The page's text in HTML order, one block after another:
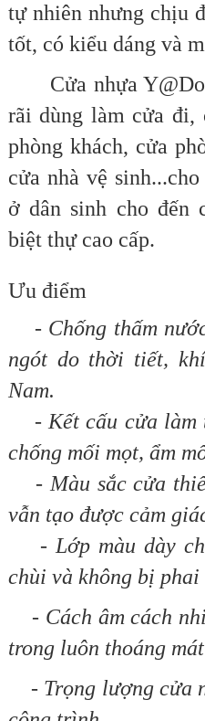
tự nhiên nhưng chịu
tốt, có kiểu dáng và
Cửa nhựa
rãi dùng làm cửa đi,
phòng khách, cửa
cửa nhà vệ
ở dân sinh cho đến
biệt thự cao cấp.
Ưu điểm
- Chống thấm
ngót do thời tiết,
Nam.
- Kết cấu cửa làm
chống mối mọt, ẩm
- Màu sắc cửa
vẫn tạo được cảm
- Lớp màu dày
chùi và không bị phai
- Cách âm cách
trong luôn thoáng
- Trọng lượng cửa